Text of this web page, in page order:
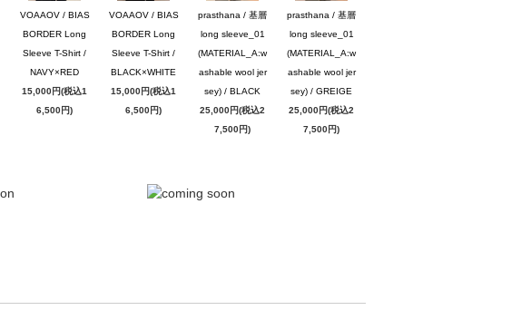
VOAAOV / BIAS
BORDER Long
Sleeve T-Shirt /
NAVY×RED
15,000円(税込1
6,500円)
VOAAOV / BIAS
BORDER Long
Sleeve T-Shirt /
BLACK×WHITE
15,000円(税込1
6,500円)
prasthana / 基層
long sleeve_01
(MATERIAL_A:w
ashable wool jer
sey) / BLACK
25,000円(税込2
7,500円)
prasthana / 基層
long sleeve_01
(MATERIAL_A:w
ashable wool jer
sey) / GREIGE
25,000円(税込2
7,500円)